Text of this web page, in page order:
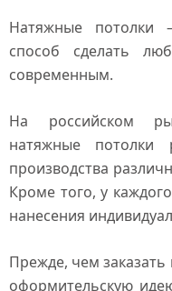
Натяжные потолки
способ сделать
современным.
На российском
натяжные потолки
производства
Кроме того, у
нанесения
Прежде, чем
оформительскую